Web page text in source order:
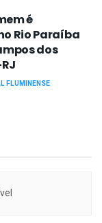
é
Rio Paraíba
dos
FLUMINENSE